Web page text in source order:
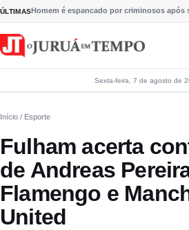
Pular para o conteúdo
ÚLTIMASHomem é espancado por criminosos após
Sexta-feira, 7 de agosto de
Início / Esporte
Fulham acerta
de Andreas
Flamengo e
United